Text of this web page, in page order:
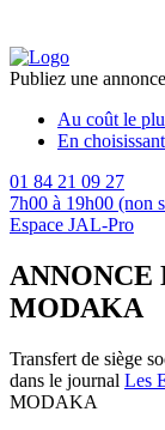
Publiez une
Au coût le
En
01 84 21 09 27
7h00 à 19h00 (non
Espace JAL-Pro
ANNONCE
MODAKA
Transfert de siège
dans le journal Les
MODAKA